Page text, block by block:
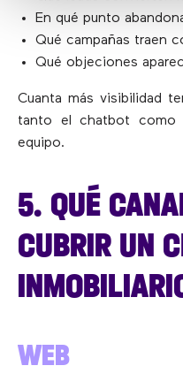
En qué punto
Qué campañas traen
Qué objeciones
Cuanta más visibilidad
tanto el chatbot como
equipo.
5. QUÉ
CUBRIR UN
WEB